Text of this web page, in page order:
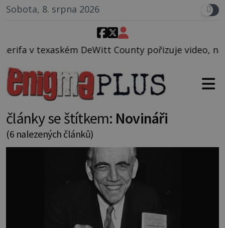
Sobota, 8. srpna 2026
County pořizuje video, na kterém před jeho
články se štítkem: Novináři
(6 nalezených článků)